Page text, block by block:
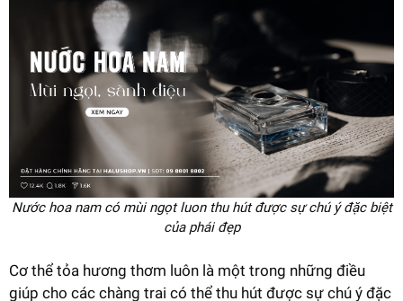
Nước hoa nam có mùi ngọt luon thu hút được sự chú ý đặc biệt
của phái đẹp
Cơ thể tỏa hương thơm luôn là một trong những điều
giúp cho các chàng trai có thể thu hút được sự chú ý đặc